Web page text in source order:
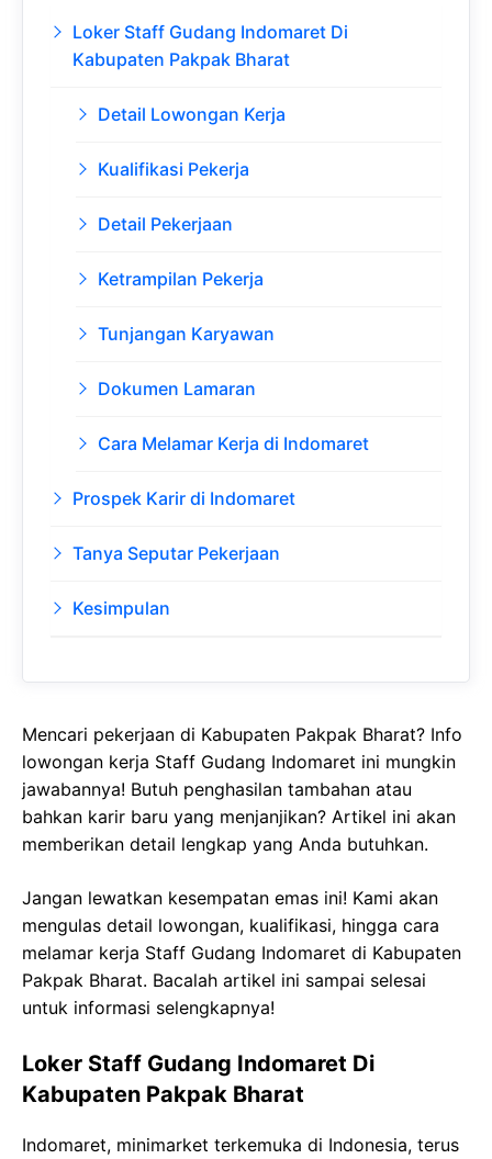
Loker Staff Gudang Indomaret Di
Kabupaten Pakpak Bharat
Detail Lowongan Kerja
Kualifikasi Pekerja
Detail Pekerjaan
Ketrampilan Pekerja
Tunjangan Karyawan
Dokumen Lamaran
Cara Melamar Kerja di Indomaret
Prospek Karir di Indomaret
Tanya Seputar Pekerjaan
Kesimpulan
Mencari pekerjaan di Kabupaten Pakpak Bharat? Info
lowongan kerja Staff Gudang Indomaret ini mungkin
jawabannya! Butuh penghasilan tambahan atau
bahkan karir baru yang menjanjikan? Artikel ini akan
memberikan detail lengkap yang Anda butuhkan.
Jangan lewatkan kesempatan emas ini! Kami akan
mengulas detail lowongan, kualifikasi, hingga cara
melamar kerja Staff Gudang Indomaret di Kabupaten
Pakpak Bharat. Bacalah artikel ini sampai selesai
untuk informasi selengkapnya!
Loker Staff Gudang Indomaret Di
Kabupaten Pakpak Bharat
Indomaret, minimarket terkemuka di Indonesia, terus